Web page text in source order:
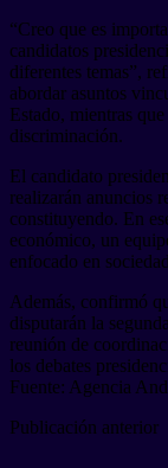
“Creo que es
candidatos
diferentes temas”,
abordar asuntos
Estado, mientras
discriminación.
El candidato
realizarán anuncios
constituyendo. En
económico, un
enfocado en
Además, confirmó
disputarán la
reunión de
los debates
Fuente: Agencia
Publicación anterior